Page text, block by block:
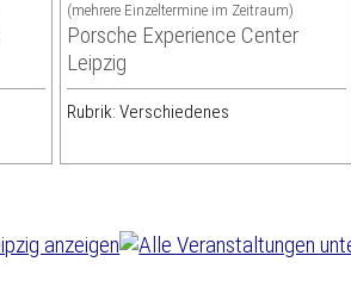
(mehrere Einzeltermine im Zeitraum)
Porsche Experience Center
Leipzig
Rubrik: Verschiedenes